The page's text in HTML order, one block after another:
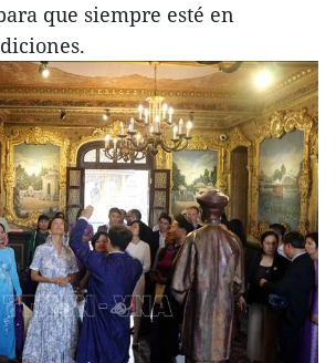
que siempre esté en